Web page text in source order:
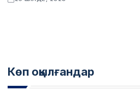
Көп оқылғандар